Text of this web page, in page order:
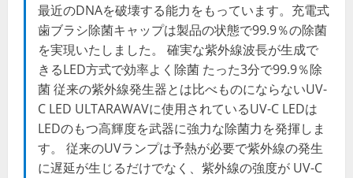
最近のDNAを破壊する能力をもっています。充電式
歯ブラシ除菌キャップは製品の状態で99.9％の除菌
を実現いたしました。 確実な紫外線波長が生成で
きるLED方式で効率よく除菌 たった3分で99.9％除
菌 従来の紫外線発生器とは比べものにならないUV-
C LED ULTARAWAVに使用されているUV-C LEDは
LEDのもつ高輝度を武器に強力な除菌力を発揮しま
す。 従来のUVランプは予熱が必要で紫外線の発生
に遅延が生じるだけでなく、紫外線の強度が UV-C